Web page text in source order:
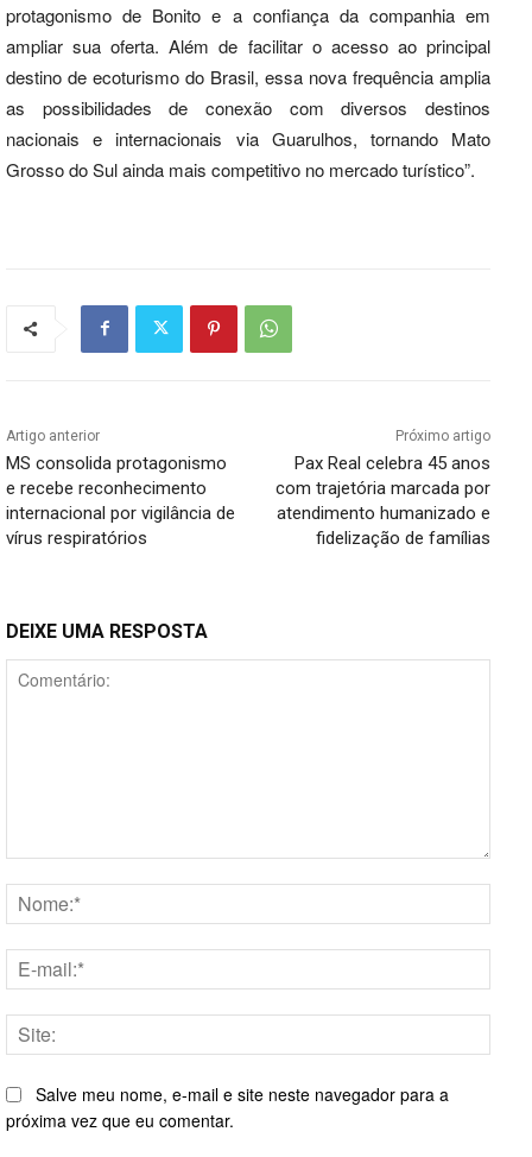
protagonismo de Bonito e a confiança da companhia em
ampliar sua oferta. Além de facilitar o acesso ao principal
destino de ecoturismo do Brasil, essa nova frequência amplia
as possibilidades de conexão com diversos destinos
nacionais e internacionais via Guarulhos, tornando Mato
Grosso do Sul ainda mais competitivo no mercado turístico”.
Artigo anterior
MS consolida protagonismo
e recebe reconhecimento
internacional por vigilância de
vírus respiratórios
Próximo artigo
Pax Real celebra 45 anos
com trajetória marcada por
atendimento humanizado e
fidelização de famílias
DEIXE UMA RESPOSTA
mail:*
Salve meu nome, e-mail e site neste navegador para a
próxima vez que eu comentar.